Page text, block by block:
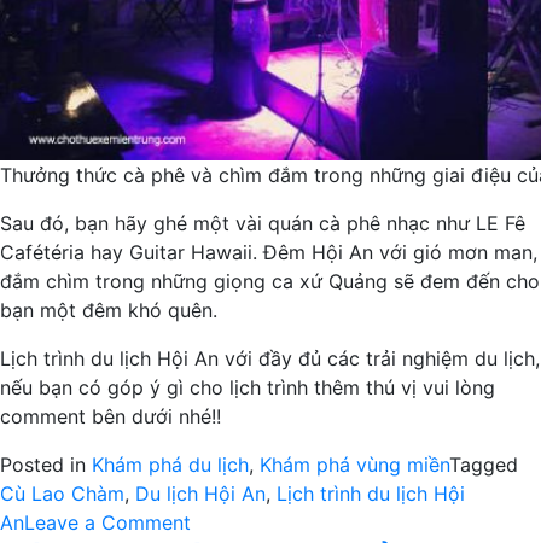
Thưởng thức cà phê và chìm đắm trong những giai điệu
Sau đó, bạn hãy ghé một vài quán cà phê nhạc như LE Fê
Cafétéria hay Guitar Hawaii. Đêm Hội An với gió mơn man,
đắm chìm trong những giọng ca xứ Quảng sẽ đem đến cho
bạn một đêm khó quên.
Lịch trình du lịch Hội An với đầy đủ các trải nghiệm du lịch,
nếu bạn có góp ý gì cho lịch trình thêm thú vị vui lòng
comment bên dưới nhé!!
Posted in Khám phá du lịch, Khám phá vùng miềnTagged
Cù Lao Chàm, Du lịch Hội An, Lịch trình du lịch Hội
AnLeave a Comment